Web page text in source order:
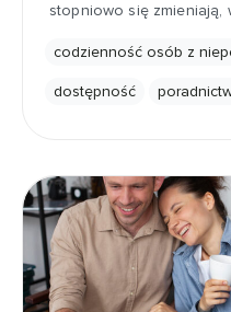
stopniowo się zmieniają,
codzienność osób z
dostępność